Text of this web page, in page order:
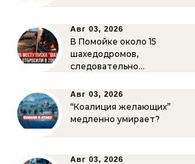
Авг 03, 2026
В Помойке около 15
шахедодромов,
следовательно…
Авг 03, 2026
“Коалиция желающих”
медленно умирает?
Авг 03, 2026